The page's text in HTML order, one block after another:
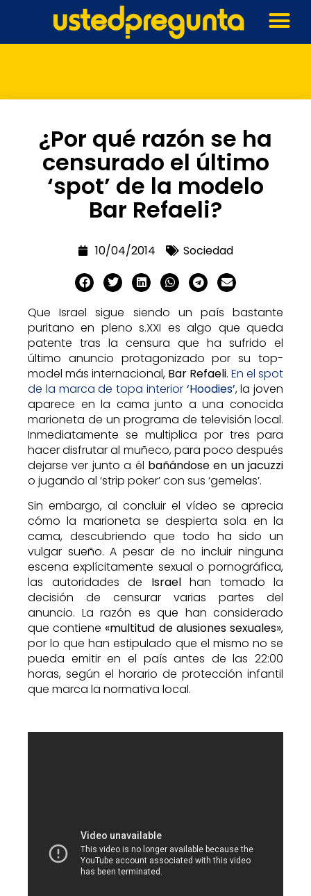
¿Por qué razón se ha
censurado el último
‘spot’ de la modelo
Bar Refaeli?
10/04/2014 Sociedad
Que Israel sigue siendo un país bastante
puritano en pleno s.XXI es algo que queda
patente tras la censura que ha sufrido el
último anuncio protagonizado por su top-
model más internacional, Bar Refaeli. En el spot
de la marca de topa interior ‘Hoodies’, la joven
aparece en la cama junto a una conocida
marioneta de un programa de televisión local.
Inmediatamente se multiplica por tres para
hacer disfrutar al muñeco, para poco después
dejarse ver junto a él bañándose en un jacuzzi
o jugando al ‘strip poker’ con sus ‘gemelas’.
Sin embargo, al concluir el vídeo se aprecia
cómo la marioneta se despierta sola en la
cama, descubriendo que todo ha sido un
vulgar sueño. A pesar de no incluir ninguna
escena explícitamente sexual o pornográfica,
las autoridades de Israelhan tomado la
decisión de censurar varias partes del
anuncio. La razón es que han considerado
que contiene «multitud de alusiones sexuales»,
por lo que han estipulado que el mismo no se
pueda emitir en el país antes de las 22:00
horas, según el horario de protección infantil
que marca la normativa local.